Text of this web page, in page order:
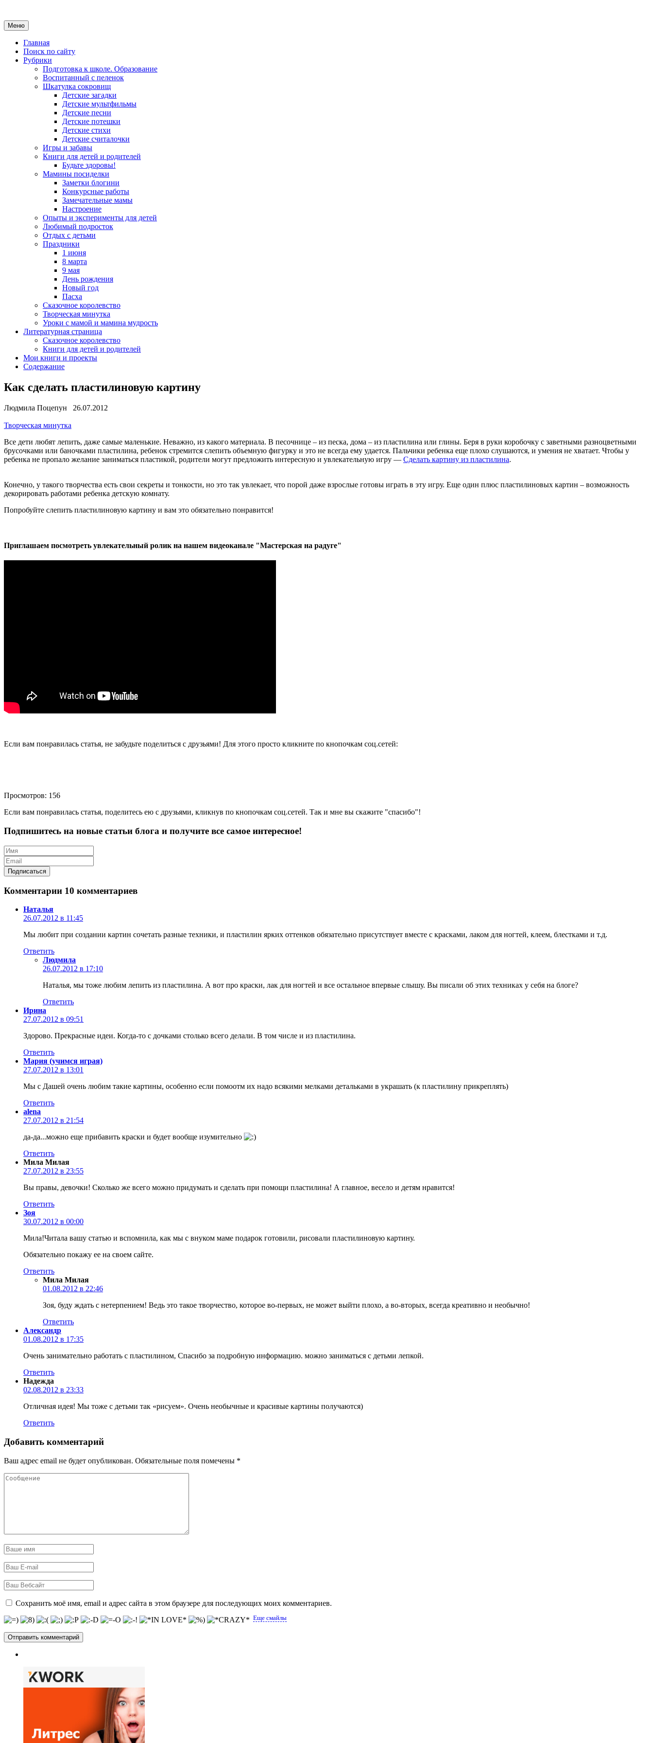
Меню
Главная
Поиск по сайту
Рубрики
Подготовка к школе. Образование
Воспитанный с пеленок
Шкатулка сокровищ
Детские загадки
Детские мультфильмы
Детские песни
Детские потешки
Детские стихи
Детские считалочки
Игры и забавы
Книги для детей и родителей
Будьте здоровы!
Мамины посиделки
Заметки блогини
Конкурсные работы
Замечательные мамы
Настроение
Опыты и эксперименты для детей
Любимый подросток
Отдых с детьми
Праздники
1 июня
8 марта
9 мая
День рождения
Новый год
Пасха
Сказочное королевство
Творческая минутка
Уроки с мамой и мамина мудрость
Литературная страница
Сказочное королевство
Книги для детей и родителей
Мои книги и проекты
Содержание
Как сделать пластилиновую картину
Людмила Поцепун 26.07.2012
Творческая минутка
Все дети любят лепить, даже самые маленькие. Неважно, из какого материала. В песочнице – из песка, дома – из пластилина или глины. Беря в руки коробочку с заветными разноцветными
брусочками или баночками пластилина, ребенок стремится слепить объемную фигурку и это не всегда ему удается. Пальчики ребенка еще плохо слушаются, и умения не хватает. Чтобы у
ребенка не пропало желание заниматься пластикой, родители могут предложить интересную и увлекательную игру — Сделать картину из пластилина.
Конечно, у такого творчества есть свои секреты и тонкости, но это так увлекает, что порой даже взрослые готовы играть в эту игру. Еще один плюс пластилиновых картин – возможность
декорировать работами ребенка детскую комнату.
Попробуйте слепить пластилиновую картину и вам это обязательно понравится!
Приглашаем посмотреть увлекательный ролик на нашем видеоканале "Мастерская на радуге"
Если вам понравилась статья, не забудьте поделиться с друзьями! Для этого просто кликните по кнопочкам соц.сетей:
Просмотров: 156
Если вам понравилась статья, поделитесь ею с друзьями, кликнув по кнопочкам соц.сетей. Так и мне вы скажите "спасибо"!
Подпишитесь на новые статьи блога и получите все самое интересное!
Комментарии 10 комментариев
Наталья
26.07.2012 в 11:45
Мы любит при создании картин сочетать разные техники, и пластилин ярких оттенков обязательно присутствует вместе с красками, лаком для ногтей, клеем, блестками и т.д.
Ответить
Людмила
26.07.2012 в 17:10
Наталья, мы тоже любим лепить из пластилина. А вот про краски, лак для ногтей и все остальное впервые слышу. Вы писали об этих техниках у себя на блоге?
Ответить
Ирина
27.07.2012 в 09:51
Здорово. Прекрасные идеи. Когда-то с дочками столько всего делали. В том числе и из пластилина.
Ответить
Мария (учимся играя)
27.07.2012 в 13:01
Мы с Дашей очень любим такие картины, особенно если помоотм их надо всякими мелками детальками в украшать (к пластилину прикреплять)
Ответить
alena
27.07.2012 в 21:54
да-да...можно еще прибавить краски и будет вообще изумительно
Ответить
Мила Милая
27.07.2012 в 23:55
Вы правы, девочки! Сколько же всего можно придумать и сделать при помощи пластилина! А главное, весело и детям нравится!
Ответить
Зоя
30.07.2012 в 00:00
Мила!Читала вашу статью и вспомнила, как мы с внуком маме подарок готовили, рисовали пластилиновую картину.
Обязательно покажу ее на своем сайте.
Ответить
Мила Милая
01.08.2012 в 22:46
Зоя, буду ждать с нетерпением! Ведь это такое творчество, которое во-первых, не может выйти плохо, а во-вторых, всегда креативно и необычно!
Ответить
Александр
01.08.2012 в 17:35
Очень занимательно работать с пластилином, Спасибо за подробную информацию. можно заниматься с детьми лепкой.
Ответить
Надежда
02.08.2012 в 23:33
Отличная идея! Мы тоже с детьми так «рисуем». Очень необычные и красивые картины получаются)
Ответить
Добавить комментарий
Ваш адрес email не будет опубликован. Обязательные поля помечены *
Сохранить моё имя, email и адрес сайта в этом браузере для последующих моих комментариев.
Еще смайлы